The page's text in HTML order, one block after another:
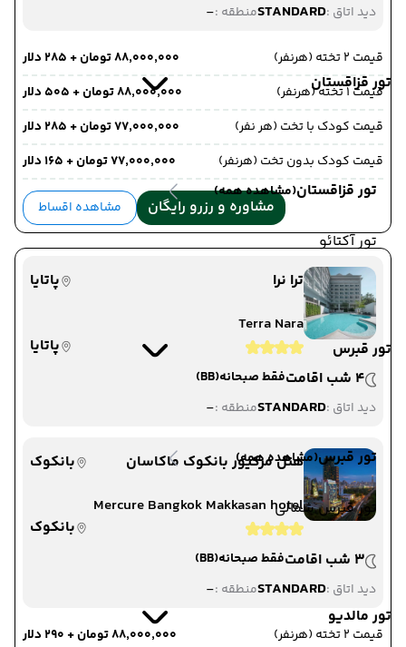
تور قزاقستان
تور قزاقستان(مشاهده همه)
تور آکتائو
تور قبرس
تور قبرس(مشاهده همه)
تور قبرس شمالی
تور مالدیو
دید اتاق :STANDARDمنطقه :-
قیمت 2 تخته (هرنفر)
۸۸٬۰۰۰٬۰۰۰ تومان + ۲۸۵ دلار
قیمت 1 تخته (هرنفر)
۸۸٬۰۰۰٬۰۰۰ تومان + ۵۰۵ دلار
قیمت کودک با تخت (هر نفر)
۷۷٬۰۰۰٬۰۰۰ تومان + ۲۸۵ دلار
قیمت کودک بدون تخت (هرنفر)
۷۷٬۰۰۰٬۰۰۰ تومان + ۱۶۵ دلار
مشاوره و رزرو رایگان مشاهده اقساط
ترا نرا
پاتایا
Terra Nara
پاتایا
4 شب اقامت
فقط صبحانه(BB)
دید اتاق :STANDARDمنطقه :-
هتل مرکیور بانکوک ماکاسان
بانکوک
Mercure Bangkok Makkasan hotel
بانکوک
3 شب اقامت
فقط صبحانه(BB)
دید اتاق :STANDARDمنطقه :-
قیمت 2 تخته (هرنفر)
۸۸٬۰۰۰٬۰۰۰ تومان + ۲۹۰ دلار